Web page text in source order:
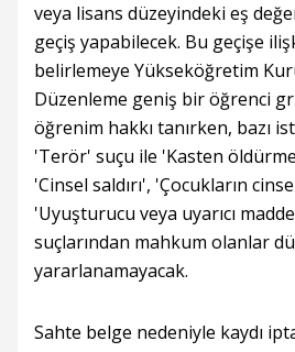
veya lisans düzeyindeki eş
geçiş yapabilecek. Bu geçişe
belirlemeye Yükseköğretim
Düzenleme geniş bir öğrenci
öğrenim hakkı tanırken, bazı
'Terör' suçu ile 'Kasten
'Cinsel saldırı', 'Çocukların
'Uyuşturucu veya uyarıcı
suçlarından mahkum olanlar
yararlanamayacak.
Sahte belge nedeniyle kaydı